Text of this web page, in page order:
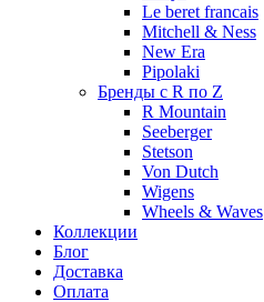
Le beret francais
Mitchell & Ness
New Era
Pipolaki
Бренды с R по Z
R Mountain
Seeberger
Stetson
Von Dutch
Wigens
Wheels & Waves
Коллекции
Блог
Доставка
Оплата